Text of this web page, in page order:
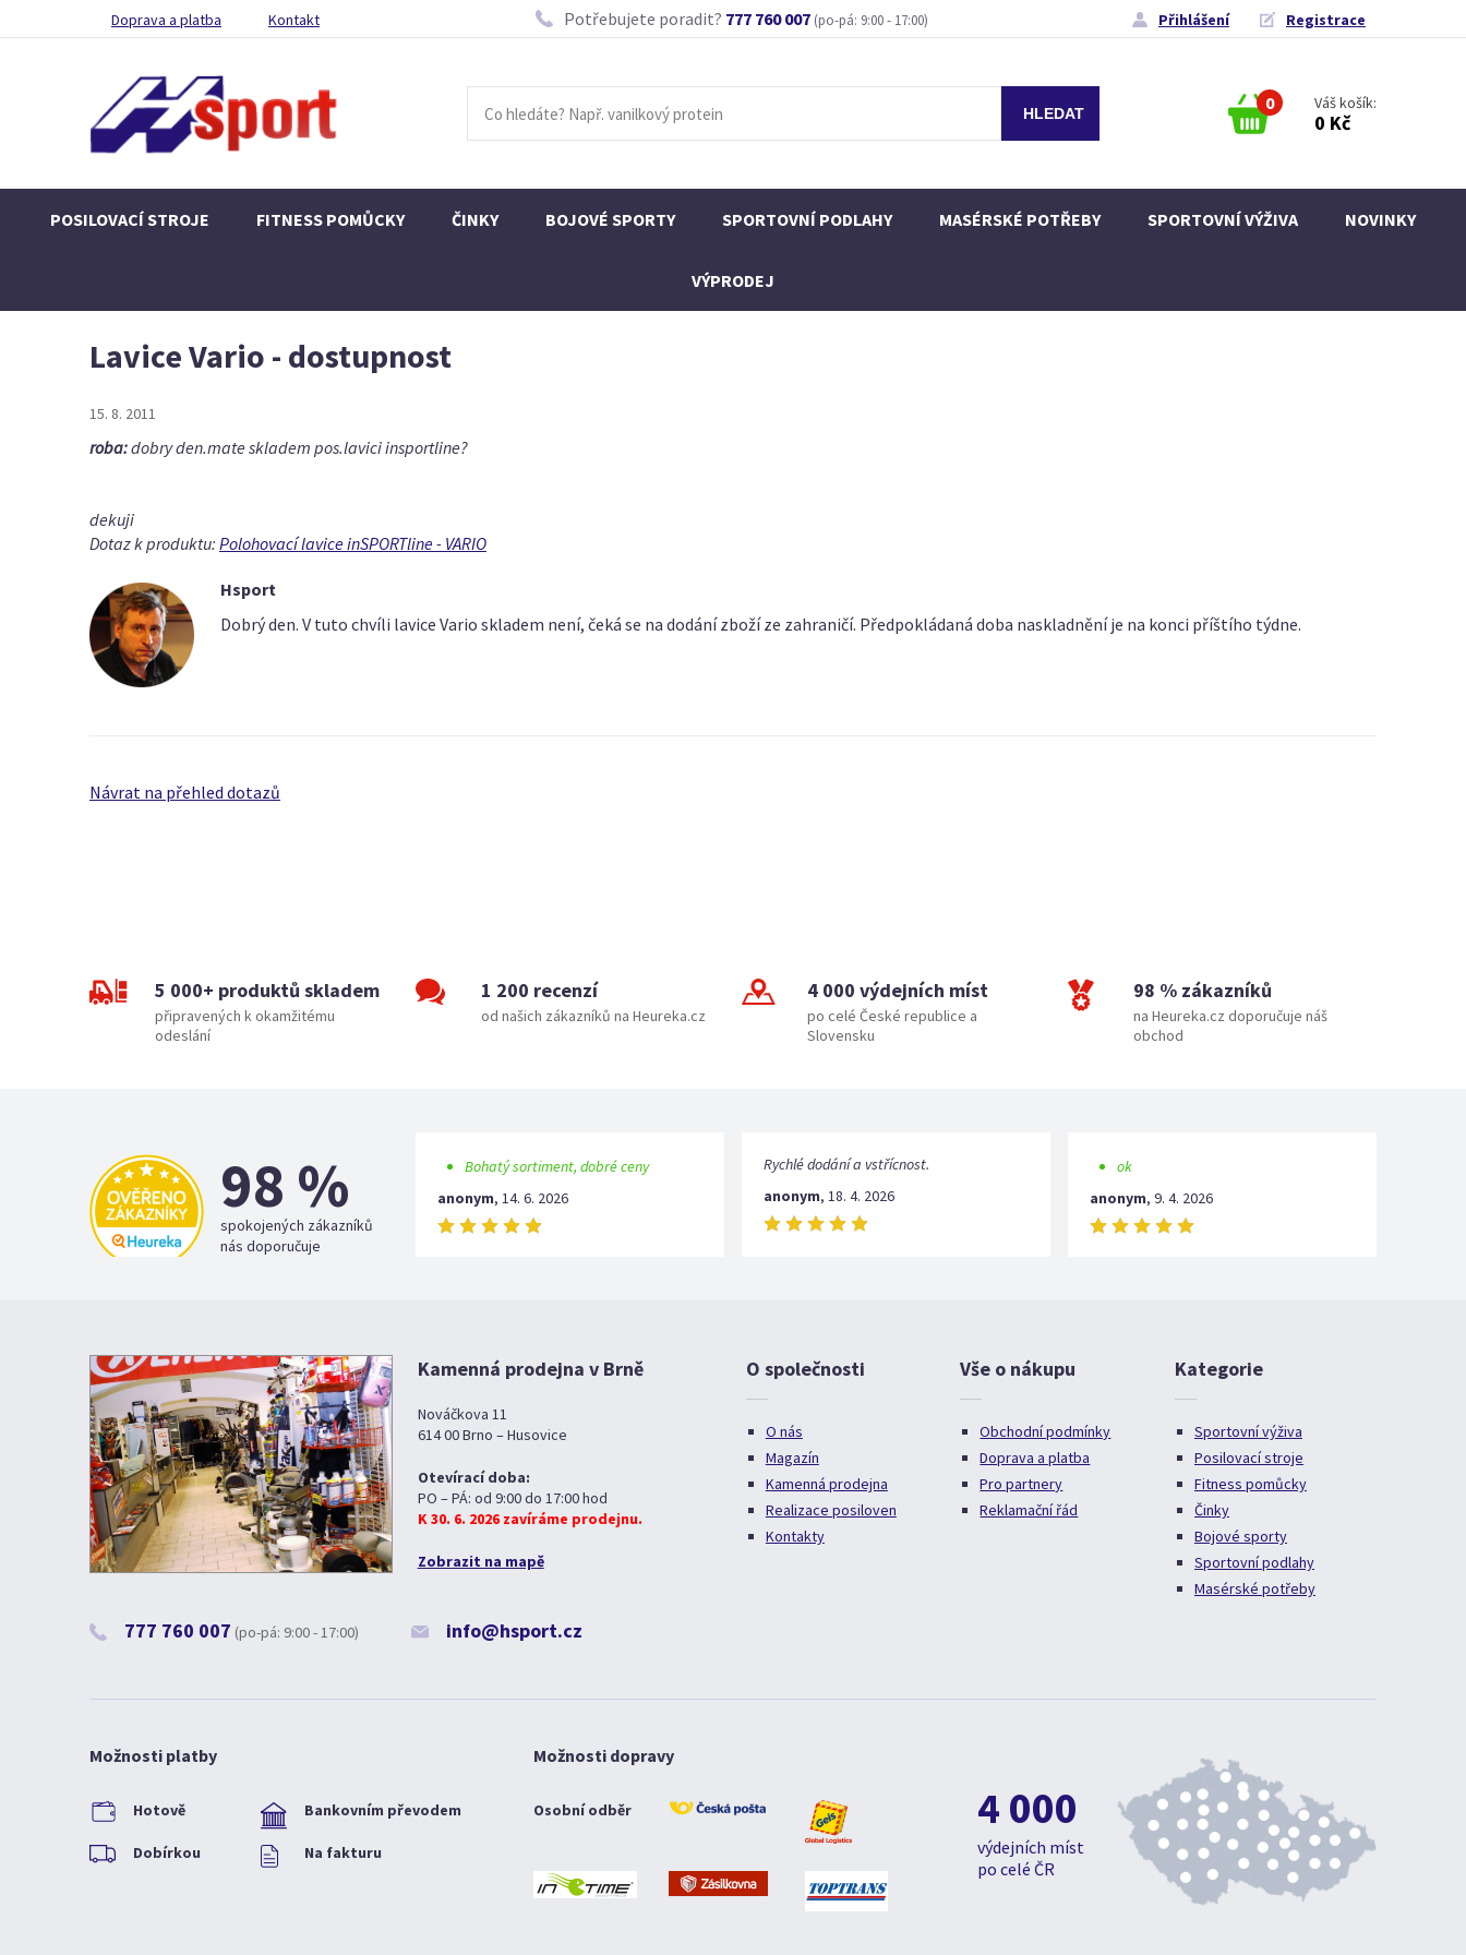
Doprava a platba Kontakt Potřebujete poradit? 777 760 007 (po-pá: 9:00 - 17:00) Přihlášení Registrace
0 Váš košík:
0 Kč
POSILOVACÍ STROJE FITNESS POMŮCKY ČINKY BOJOVÉ SPORTY SPORTOVNÍ PODLAHY MASÉRSKÉ POTŘEBY SPORTOVNÍ VÝŽIVA NOVINKY
VÝPRODEJ
Lavice Vario - dostupnost
15. 8. 2011
roba:dobry den.mate skladem pos.lavici insportline?
dekuji
Dotaz k produktu: Polohovací lavice inSPORTline - VARIO
Hsport
Dobrý den. V tuto chvíli lavice Vario skladem není, čeká se na dodání zboží ze zahraničí. Předpokládaná doba naskladnění je na konci příštího týdne.
Návrat na přehled dotazů
5 000+ produktů skladem
připravených k okamžitému
odeslání
1 200 recenzí
od našich zákazníků na Heureka.cz
4 000 výdejních míst
po celé České republice a
Slovensku
98 % zákazníků
na Heureka.cz doporučuje náš
obchod
98 %
spokojených zákazníků
nás doporučuje
Bohatý sortiment, dobré ceny
anonym, 14. 6. 2026
Rychlé dodání a vstřícnost.
anonym, 18. 4. 2026
ok
anonym, 9. 4. 2026
Kamenná prodejna v Brně
Nováčkova 11
614 00 Brno – Husovice
Otevírací doba:
PO – PÁ: od 9:00 do 17:00 hod
K 30. 6. 2026 zavíráme prodejnu.
Zobrazit na mapě
777 760 007 (po-pá: 9:00 - 17:00) info@hsport.cz
O společnosti
O nás
Magazín
Kamenná prodejna
Realizace posiloven
Kontakty
Vše o nákupu
Obchodní podmínky
Doprava a platba
Pro partnery
Reklamační řád
Kategorie
Sportovní výživa
Posilovací stroje
Fitness pomůcky
Činky
Bojové sporty
Sportovní podlahy
Masérské potřeby
Možnosti platby
Hotově Bankovním převodem
Dobírkou Na fakturu
Možnosti dopravy
Osobní odběr 4 000
výdejních míst
po celé ČR